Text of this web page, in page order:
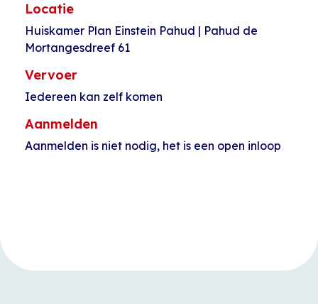
Locatie
Huiskamer Plan Einstein Pahud | Pahud de
Mortangesdreef 61
Vervoer
Iedereen kan zelf komen
Aanmelden
Aanmelden is niet nodig, het is een open inloop